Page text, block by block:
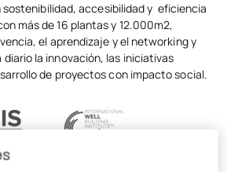
sostenibilidad, accesibilidad y eficiencia
más de 16 plantas y 12.000m2,
el aprendizaje y el networking y
la innovación, las iniciativas
de proyectos con impacto social.